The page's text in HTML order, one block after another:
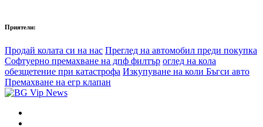
Приятели:
Продай колата си на нас Преглед на автомобил преди покупка
Софтуерно премахване на дпф филтър оглед на кола
обезщетение при катастрофа Изкупуване на коли Бъгси авто
Премахване на егр клапан